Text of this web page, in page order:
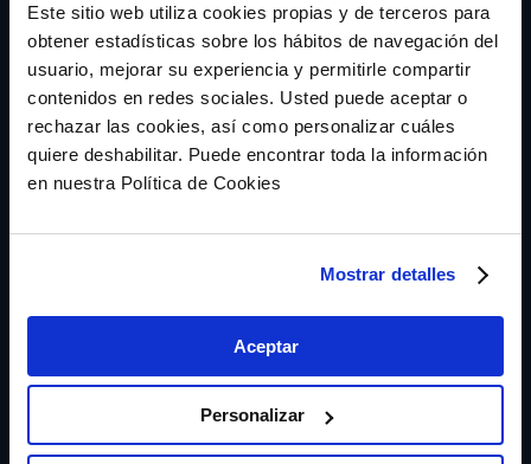
Este sitio web utiliza cookies propias y de terceros para
obtener estadísticas sobre los hábitos de navegación del
usuario, mejorar su experiencia y permitirle compartir
contenidos en redes sociales. Usted puede aceptar o
rechazar las cookies, así como personalizar cuáles
quiere deshabilitar. Puede encontrar toda la información
en nuestra Política de Cookies
Mostrar detalles
Aceptar
Personalizar
contacto@aserta.com.es
Calle Velázquez 94, 3ª
28006 Madrid
¿Qué es?
Zero Risk Score (ZRS)
Devolución de cantidades anticipadas
Garantías fiscales y sanciones CNMC
Aduanas